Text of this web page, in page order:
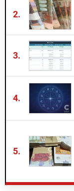
2.
3.
4.
5.